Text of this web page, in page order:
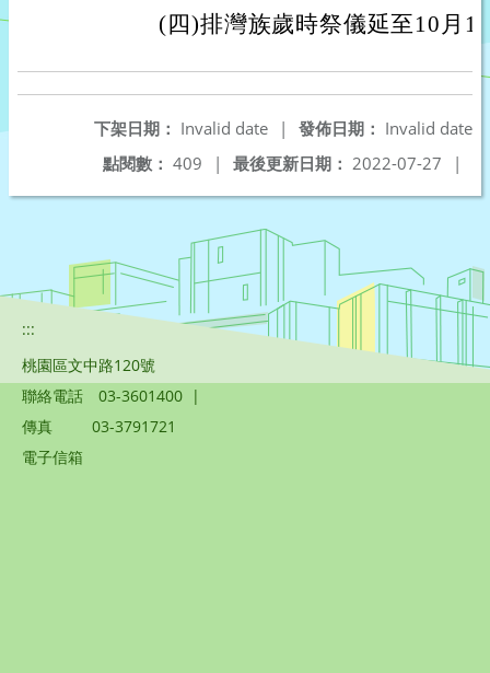
(四)排灣族歲時祭儀延至10月1
發佈日期： Invalid date
下架日期： Invalid date
|
最後更新日期： 2022-07-27 |
點閱數： 409 |
:::
桃園區文中路120號
聯絡電話
03-3601400 |
傳真
03-3791721
電子信箱